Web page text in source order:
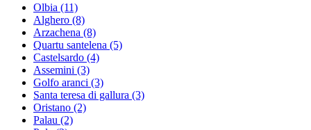
Olbia (11)
Alghero (8)
Arzachena (8)
Quartu santelena (5)
Castelsardo (4)
Assemini (3)
Golfo aranci (3)
Santa teresa di gallura (3)
Oristano (2)
Palau (2)